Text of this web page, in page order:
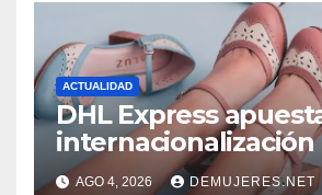
ACTUALIDAD
DHL Express
internacionalización
PYMES
AGO 4, 2026 DEMUJERES.NET